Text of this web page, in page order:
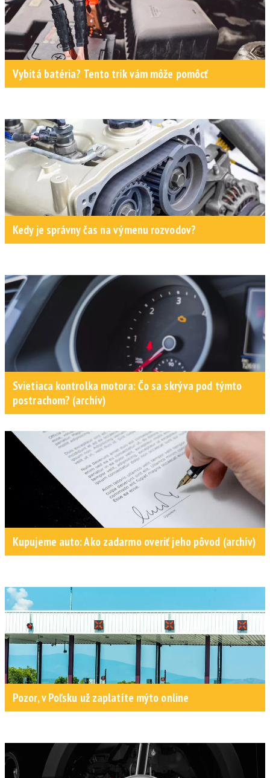
Vybitá batéria? Tento trik vám môže pomôcť
Kedy je správny čas na výmenu rozvodov?
Svietiaca kontrolka motora: Čo sa skrýva pod týmto
postrachom? (archív)
Kupujeme auto: Ako zadarmo overiť jeho pôvod (archív)
Pozor, v Poľsku už zaplatíte mýto online